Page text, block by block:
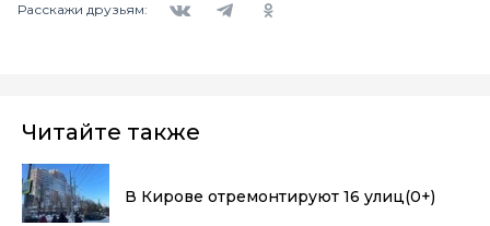
Расскажи друзьям:
Читайте также
В Кирове отремонтируют 16 улиц(0+)